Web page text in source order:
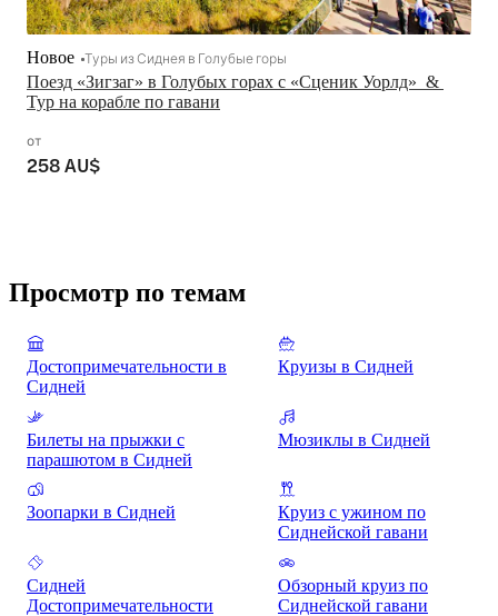
Поезд «Зигзаг» в Голубых горах с «Сценик Уорлд»  &
Тур на корабле по гавани
Новое Туры из Сиднея в Голубые горы
от
258 AU$
Просмотр по темам
Достопримечательности в
Сидней
Круизы в Сидней
Билеты на прыжки с
парашютом в Сидней
Мюзиклы в Сидней
Зоопарки в Сидней
Круиз с ужином по
Сиднейской гавани
Сидней
Достопримечательности
Обзорный круиз по
Сиднейской гавани